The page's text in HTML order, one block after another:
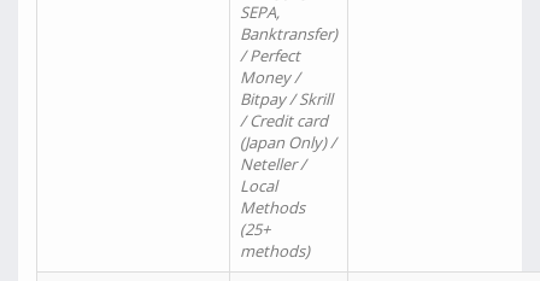
SEPA,
Banktransfer)
/ Perfect
Money /
Bitpay / Skrill
/ Credit card
(Japan Only) /
Neteller /
Local
Methods
(25+
methods)